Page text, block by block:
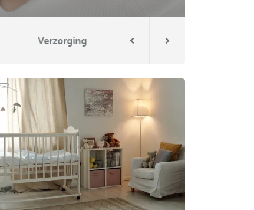
Verzorging Borstvoeding